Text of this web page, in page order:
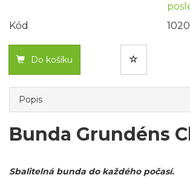
Kód
Do košíku
Popis
Bunda Grundéns
Sbalitelná bunda do každého počasí.